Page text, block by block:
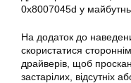
0x8007045d у
На додаток до
скористатися
драйверів, щоб
застарілих, відсутніх